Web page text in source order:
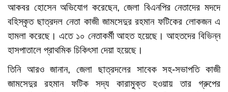
আকবর হোসেন অভিযোগ করেছেন, জেলা বিএনপির নেতাদের মদদে
বহিস্কৃত ছাত্রদল নেতা কাজী জামসেদুর রহমান ফটিকের লোকজন এ
হামলা করেছে। এতে ১০ নেতাকর্মী আহত হয়েছে। আহতদের বিভিন্ন
হাসপাতালে প্রাথমিক চিকিৎসা দেয়া হয়েছে।
তিনি আরও জানান, জেলা ছাত্রদলের সাবেক সহ-সভাপতি কাজী
জামসেদুর রহমান ফটিক সদ্য কারামুক্ত হওয়ায় তার গ্রুপের